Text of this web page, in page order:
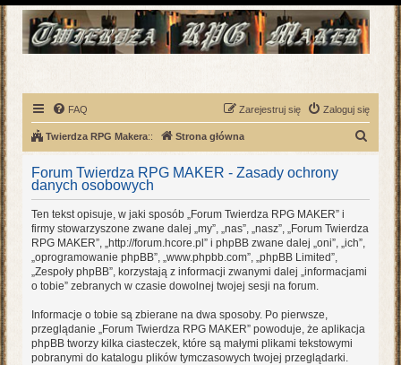
FAQ Zaloguj się
Zarejestruj się
Twierdza RPG Makera:: Strona główna
k
Forum Twierdza RPG MAKER - Zasady ochrony
danych osobowych
Ten tekst opisuje, w jaki sposób „Forum Twierdza RPG MAKER” i
firmy stowarzyszone zwane dalej „my”, „nas”, „nasz”, „Forum Twierdza
RPG MAKER”, „http://forum.hcore.pl” i phpBB zwane dalej „oni”, „ich”,
„oprogramowanie phpBB”, „www.phpbb.com”, „phpBB Limited”,
„Zespoły phpBB”, korzystają z informacji zwanymi dalej „informacjami
o tobie” zebranych w czasie dowolnej twojej sesji na forum.
Informacje o tobie są zbierane na dwa sposoby. Po pierwsze,
przeglądanie „Forum Twierdza RPG MAKER” powoduje, że aplikacja
phpBB tworzy kilka ciasteczek, które są małymi plikami tekstowymi
pobranymi do katalogu plików tymczasowych twojej przeglądarki.